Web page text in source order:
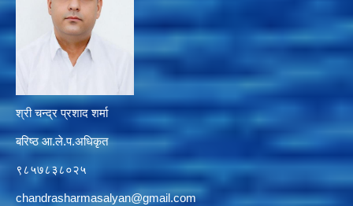
श्री चन्द्र प्रशाद शर्मा
बरिष्ठ आ.ले.प.अधिकृत
९८५७८३८०२५
chandrasharmasalyan@gmail.com